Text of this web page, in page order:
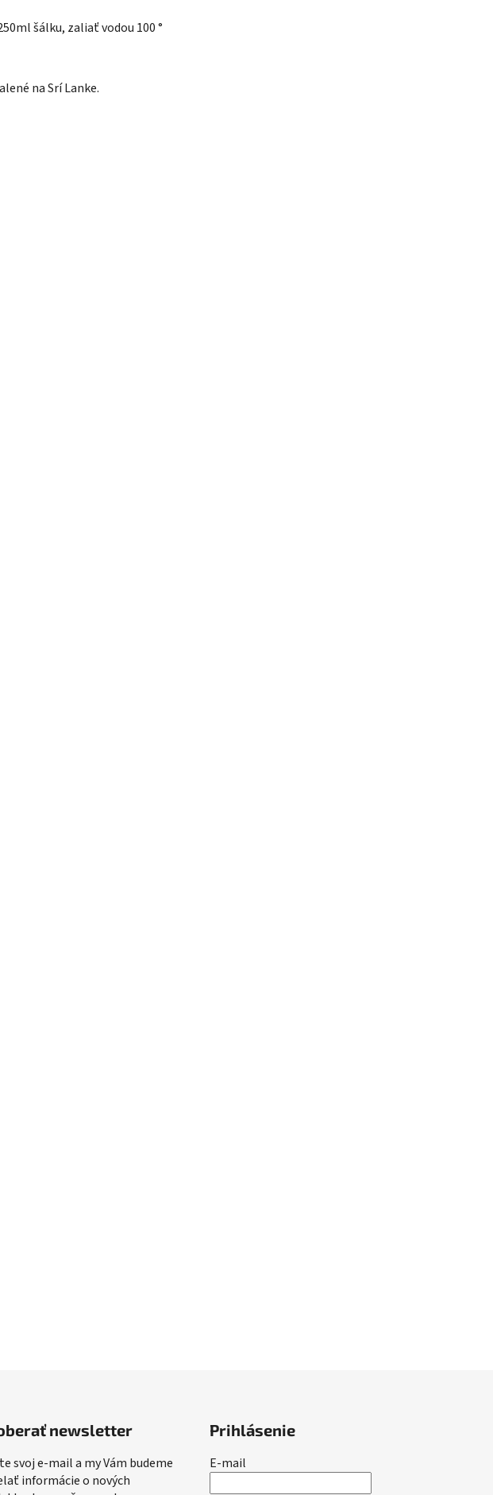
šálku, zaliať vodou 100 °
na Srí Lanke.
newsletter
svoj e-mail a my Vám budeme
informácie o nových
Prihlásenie
E-mail